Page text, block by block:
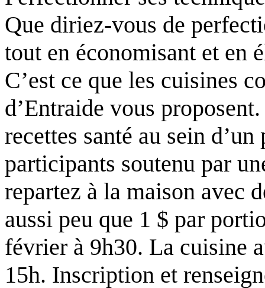
Que diriez-vous de
tout en économisant et en
C’est ce que les cuisines
d’Entraide vous
recettes santé au sein
participants soutenu par
repartez à la maison avec
aussi peu que 1 $ par
février à 9h30. La cuisine
15h. Inscription et